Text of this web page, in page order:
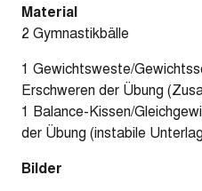
Material
2 Gymnastikbälle
1 Gewichtsweste/
Erschweren der Übung
1 Balance-Kissen/
der Übung (instabile
Bilder